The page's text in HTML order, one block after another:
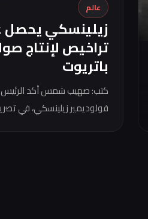
عالم
زيلينسكي يحصل
تراخيص لإنتاج
باتريوت
كتب: صهيب شمس أكد الرئيس
فولوديمير زيلينسكي، في